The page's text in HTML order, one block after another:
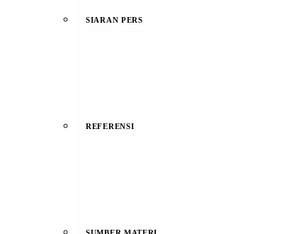
SIARAN PERS
REFERENSI